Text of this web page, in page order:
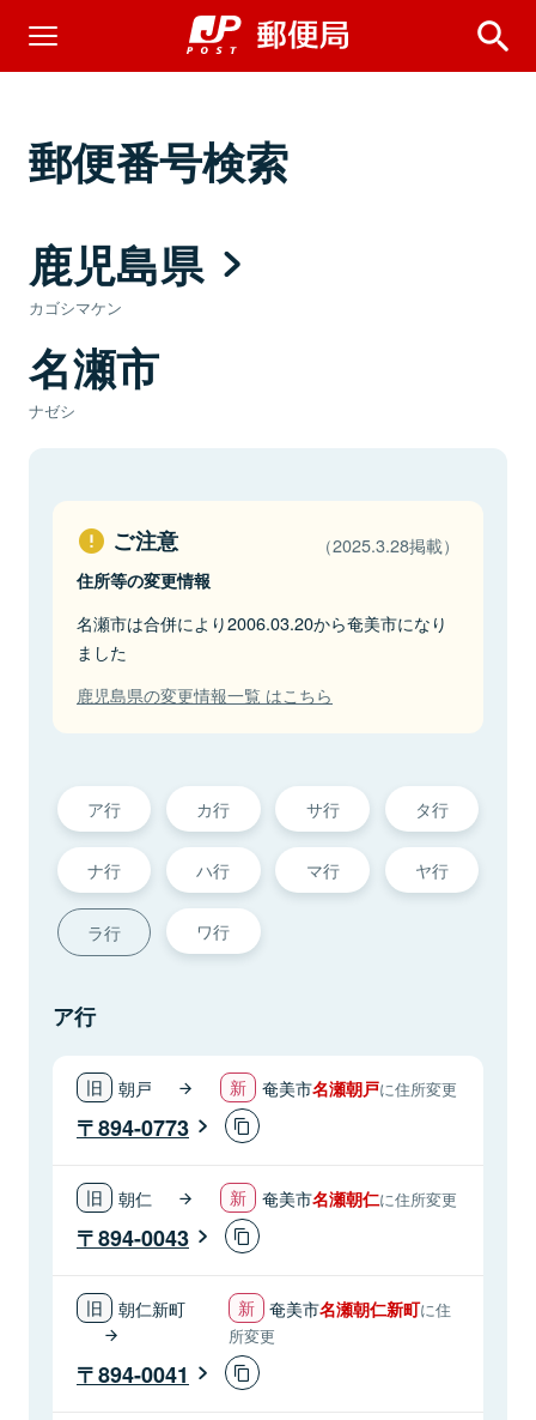
郵便番号検索
鹿児島県
カゴシマケン
名瀬市
ナゼシ
ご注意 （2025.3.28掲載）
住所等の変更情報
名瀬市は合併により2006.03.20から奄美市になり
ました
鹿児島県の変更情報一覧 はこちら
ア行 カ行 サ行 タ行
ナ行 ハ行 マ行 ヤ行
ラ行 ワ行
ア行
朝戸 奄美市名瀬朝戸に住所変更
894-0773
朝仁 奄美市名瀬朝仁に住所変更
894-0043
朝仁新町 奄美市名瀬朝仁新町に住
所変更
894-0041